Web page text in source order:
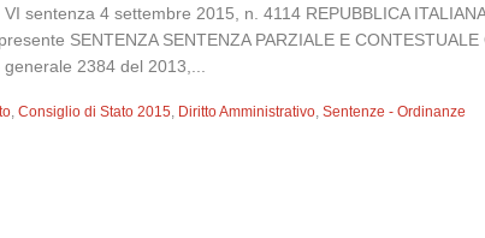
sentenza 4 settembre 2015, n. 4114 REPUBBLICA
SENTENZA SENTENZA PARZIALE E
2384 del 2013,...
,Consiglio di Stato 2015, Diritto Amministrativo,Sentenze - Ordinanze